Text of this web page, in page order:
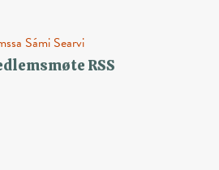
Sámi Searvi
RSS